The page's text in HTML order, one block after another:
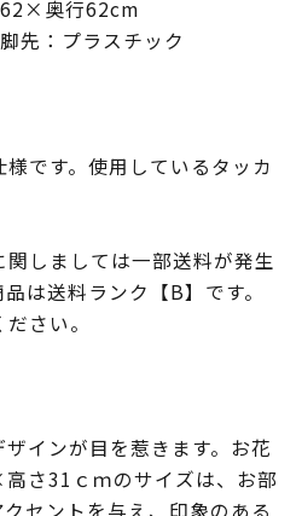
62×奥行62cm
先：プラスチック
です。使用しているタッカ
しましては一部送料が発生
は送料ランク【B】です。
さい。
インが目を惹きます。お花
さ31ｃｍのサイズは、お部